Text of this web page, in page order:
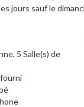
jours sauf le
5 Salle(s) de